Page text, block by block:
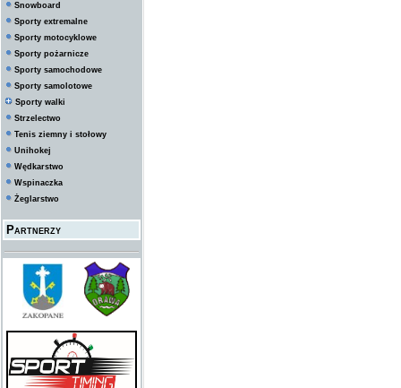
Snowboard
Sporty extremalne
Sporty motocyklowe
Sporty pożarnicze
Sporty samochodowe
Sporty samolotowe
Sporty walki
Strzelectwo
Tenis ziemny i stołowy
Unihokej
Wędkarstwo
Wspinaczka
Żeglarstwo
Partnerzy